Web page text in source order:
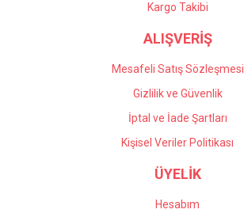
Kargo Takibi
ALIŞVERİŞ
Mesafeli Satış Sözleşmesi
Gizlilik ve Güvenlik
İptal ve İade Şartları
Kişisel Veriler Politikası
ÜYELİK
Hesabım